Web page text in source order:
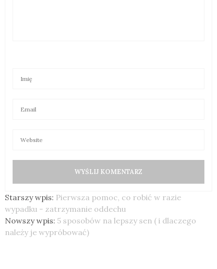
Starszy wpis: Pierwsza pomoc, co robić w razie
wypadku - zatrzymanie oddechu
Nowszy wpis: 5 sposobów na lepszy sen ( i dlaczego
należy je wypróbować)